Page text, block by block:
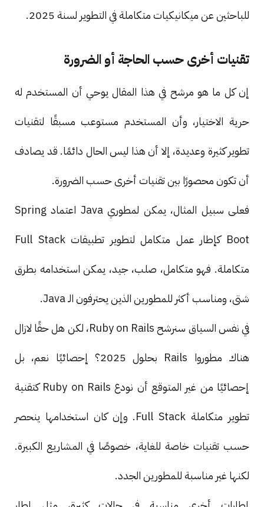
للباحثين عن ميكانيكيات متكاملة في التطوير لسنة 2025.
تقنيات أخرى حسب الحاجة أو الضرورة
إن كل ما هو مرشح في هذا المقال يوحي أن المستخدم له
حرية الاختيار، وأن المستخدم مستوعب مسبقًا لتقنيات
تطوير كثيرة وعديدة، إلا أن هذا ليس الحال دائمًا. قد يصادف
أن تكون محصورًا بين تقنيات أخرى حسب الضرورة.
فعلى سبيل المثال، يمكن لمطوري Java اعتماد Spring
Boot كإطار عمل متكامل لتطوير تطبيقات Full Stack
متكاملة. فهو متكامل، صلب، جيد، يمكن استخدامه بطرق
شتى، ومناسب أكثر للمطورين الذين يحترفون الـ Java.
في نفس السياق سنرشح Ruby on Rails، لكن هل حقًا لازال
هناك مطوروا Rails بحلول 2025؟ إحصائيًا نعم، بل
إحصائيًا من غير المتوقع أن نودع Ruby on Rails كتقنية
تطوير متكاملة Full Stack. وإن كان استخدامها ينحصر
حسب تقنيات خاصة للغاية، خصوصًا في المشاريع الكبيرة.
لكنها غير مناسبة للمطورين الجدد.